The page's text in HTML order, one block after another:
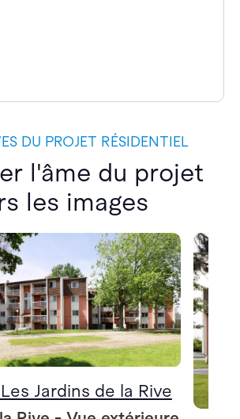
DU PROJET RÉSIDENTIEL
l'âme du projet
les images
Jardins de la Rive